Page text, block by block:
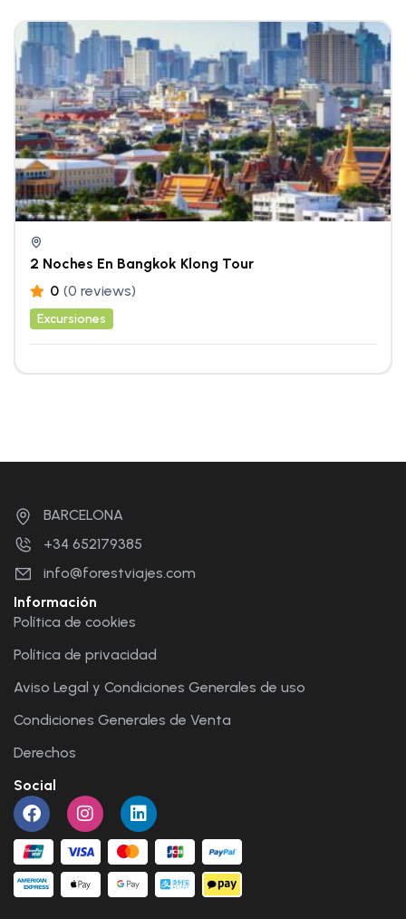
2 Noches En Bangkok Klong Tour
0 (0 reviews)
Excursiones
BARCELONA
+34 652179385
info@forestviajes.com
Información
Política de cookies
Política de privacidad
Aviso Legal y Condiciones Generales de uso
Condiciones Generales de Venta
Derechos
Social